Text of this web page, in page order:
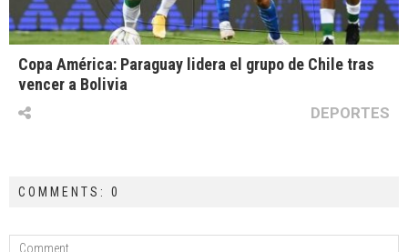
Copa América: Paraguay lidera el grupo de Chile tras
vencer a Bolivia
DEPORTES
COMMENTS: 0